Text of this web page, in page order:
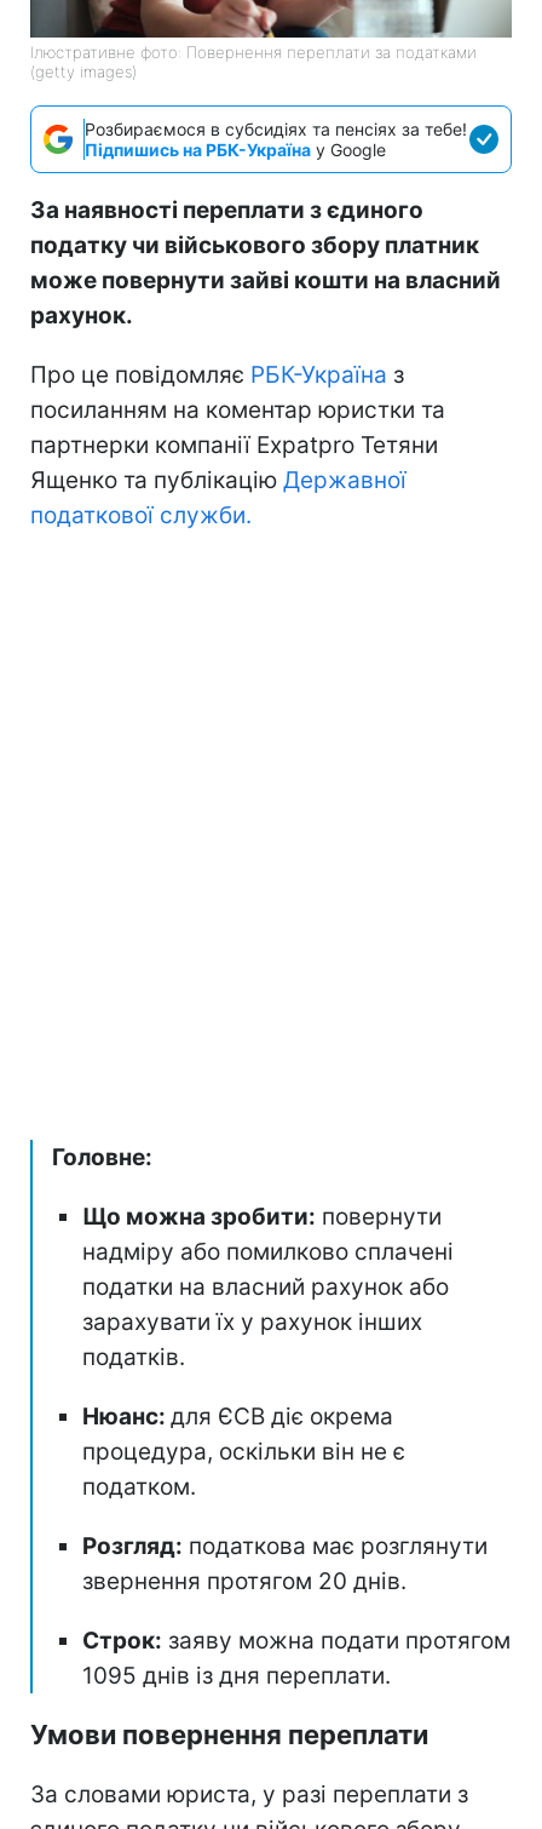
Ілюстративне фото: Повернення переплати за податками
(getty images)
Розбираємося в субсидіях та пенсіях за тебе!
Підпишись на РБК-Україна у Google
За наявності переплати з єдиного
податку чи військового збору платник
може повернути зайві кошти на власний
рахунок.
Про це повідомляє РБК-Україна з
посиланням на коментар юристки та
партнерки компанії Expatpro Тетяни
Ященко та публікацію Державної
податкової служби.
Головне:
Що можна зробити: повернути
надміру або помилково сплачені
податки на власний рахунок або
зарахувати їх у рахунок інших
податків.
Нюанс: для ЄСВ діє окрема
процедура, оскільки він не є
податком.
Розгляд: податкова має розглянути
звернення протягом 20 днів.
Строк: заяву можна подати протягом
1095 днів із дня переплати.
Умови повернення переплати
За словами юриста, у разі переплати з